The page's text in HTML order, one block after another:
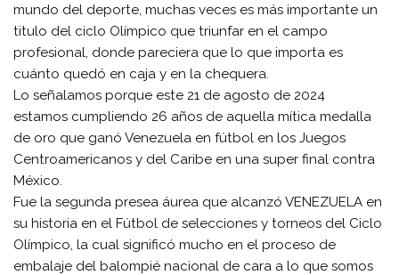
mundo del deporte, muchas veces es más importante un
titulo del ciclo Olímpico que triunfar en el campo
profesional, donde pareciera que lo que importa es
cuánto quedó en caja y en la chequera.
Lo señalamos porque este 21 de agosto de 2024
estamos cumpliendo 26 años de aquella mítica medalla
de oro que ganó Venezuela en fútbol en los Juegos
Centroamericanos y del Caribe en una super final contra
México.
Fue la segunda presea áurea que alcanzó VENEZUELA en
su historia en el Fútbol de selecciones y torneos del Ciclo
Olímpico, la cual significó mucho en el proceso de
embalaje del balompié nacional de cara a lo que somos